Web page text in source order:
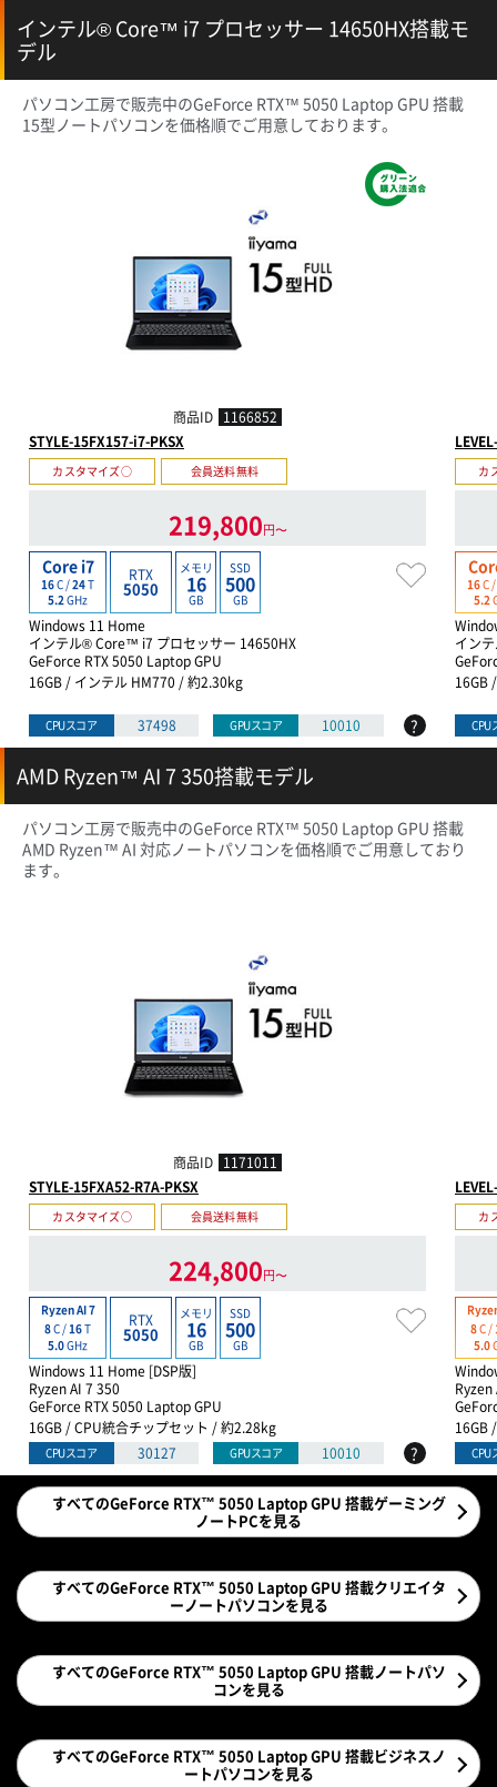
インテル® Core™ i7 プロセッサー 14650HX搭載モ
デル
パソコン工房で販売中のGeForce RTX™ 5050 Laptop GPU 搭載
15型ノートパソコンを価格順でご用意しております。
商品ID 1166852
STYLE-15FX157-i7-PKSX
カスタマイズ○ 会員送料無料
219,800円〜
Core i7
16C /24T
5.2GHz
RTX
5050
メモリ
16
GB
SSD
500
GB
Windows 11 Home
インテル® Core™ i7 プロセッサー 14650HX
GeForce RTX 5050 Laptop GPU
16GB / インテル HM770 / 約2.30kg
CPUスコア 37498 GPUスコア 10010 ?
カ
16C /
5.2
イン
16GB
CPU
AMD Ryzen™ AI 7 350搭載モデル
パソコン工房で販売中のGeForce RTX™ 5050 Laptop GPU 搭載
AMD Ryzen™ AI 対応ノートパソコンを価格順でご用意しており
ます。
商品ID 1171011
STYLE-15FXA52-R7A-PKSX
カスタマイズ○ 会員送料無料
224,800円〜
Ryzen AI 7
8C / 16T
5.0GHz
RTX
5050
メモリ
16
GB
SSD
500
GB
Windows 11 Home [DSP版]
Ryzen AI 7 350
GeForce RTX 5050 Laptop GPU
16GB / CPU統合チップセット / 約2.28kg
CPUスコア 30127 GPUスコア 10010 ?
カ
8C /
5.0
16GB
CPU
すべてのGeForce RTX™ 5050 Laptop GPU 搭載ゲーミング
ノートPCを見る
すべてのGeForce RTX™ 5050 Laptop GPU 搭載クリエイタ
ーノートパソコンを見る
すべてのGeForce RTX™ 5050 Laptop GPU 搭載ノートパソ
コンを見る
すべてのGeForce RTX™ 5050 Laptop GPU 搭載ビジネスノ
ートパソコンを見る